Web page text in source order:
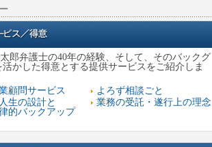
郎弁護士の40年の経験、そして、そのバックグ
活かした得意とする提供サービスをご紹介しま
顧問サービス
生の設計と
的バックアップ
よろず相談ごと
業務の受託・遂行上の理念